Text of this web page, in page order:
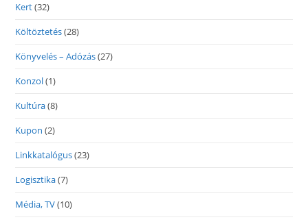
Kert(32)
Költöztetés(28)
Könyvelés – Adózás(27)
Konzol(1)
Kultúra(8)
Kupon (2)
Linkkatalógus(23)
Logisztika(7)
Média, TV(10)